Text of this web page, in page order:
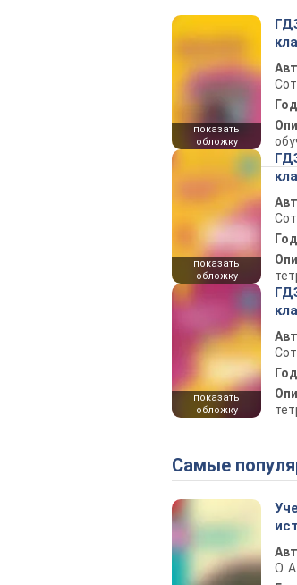
показать
обложку
показать
обложку
показать
обложку
Самые
О.